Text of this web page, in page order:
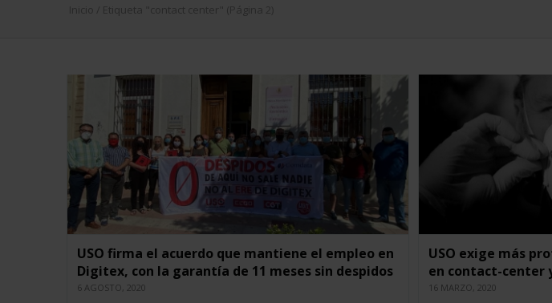
Inicio Etiqueta "contact center" (Página 2)
USO firma el acuerdo que mantiene el empleo en
Digitex, con la garantía de 11 meses sin despidos
6 AGOSTO, 2020
USO exige más
en contact-center
16 MARZO, 2020